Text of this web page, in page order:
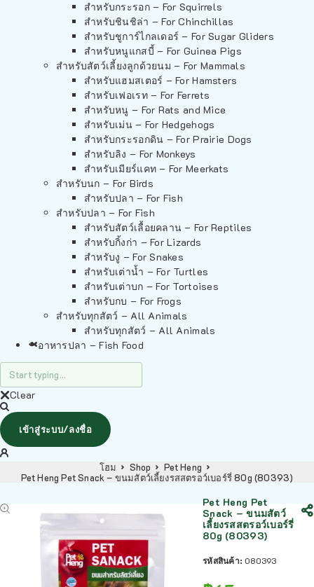
สำหรับกระรอก – For Squirrels
สำหรับชินชิล่า – For Chinchillas
สำหรับชูการ์ไกลเดอร์ – For Sugar Gliders
สำหรับหนูแกสบี้ – For Guinea Pigs
สำหรับสัตว์เลี้ยงลูกด้วยนม – For Mammals
สำหรับแฮมสเตอร์ – For Hamsters
สำหรับเฟอเรท – For Ferrets
สำหรับหนู – For Rats and Mice
สำหรับเม่น – For Hedgehogs
สำหรับกระรอกดิน – For Prairie Dogs
สำหรับลิง – For Monkeys
สำหรับเมียร์แคท – For Meerkats
สำหรับนก – For Birds
สำหรับปลา – For Fish
สำหรับปลา – For Fish
สำหรับสัตว์เลื้อยคลาน – For Reptiles
สำหรับกิ้งก่า – For Lizards
สำหรับงู – For Snakes
สำหรับเต่าน้ำ – For Turtles
สำหรับเต่าบก – For Tortoises
สำหรับกบ – For Frogs
สำหรับทุกสัตว์ – All Animals
สำหรับทุกสัตว์ – All Animals
อาหารปลา – Fish Food
Clear
เข้าสู่ระบบ/ลงชื่อ
โฮม Shop
Pet Heng
Pet Heng Pet Snack – ขนมสัตว์เลี้ยงรสสตรอว์เบอร์รี่ 80g (80393)
Pet Heng Pet
Snack – ขนมสัตว์
เลี้ยงรสสตรอว์เบอร์รี่
80g (80393)
รหัสสินค้า: 080393